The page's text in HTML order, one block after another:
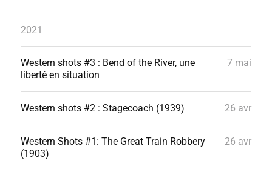
2021
Western shots #3 : Bend of the River, une
liberté en situation
7 mai
Western shots #2 : Stagecoach (1939) 26 avr
Western Shots #1: The Great Train Robbery
(1903)
26 avr